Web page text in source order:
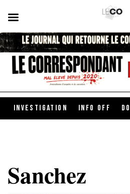
INVESTIGATION INFO OFF
Sanchez